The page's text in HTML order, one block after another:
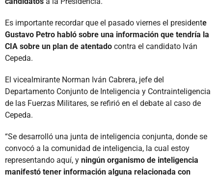
Es importante recordar que el pasado viernes el presidente
Gustavo Petro habló sobre una información que tendría la
CIA sobre un plan de atentado contra el candidato Iván
Cepeda.
El vicealmirante Norman Iván Cabrera, jefe del
Departamento Conjunto de Inteligencia y Contrainteligencia
de las Fuerzas Militares, se refirió en el debate al caso de
Cepeda.
“Se desarrolló una junta de inteligencia conjunta, donde se
convocó a la comunidad de inteligencia, la cual estoy
representando aquí, y ningún organismo de inteligencia
manifestó tener información alguna relacionada con